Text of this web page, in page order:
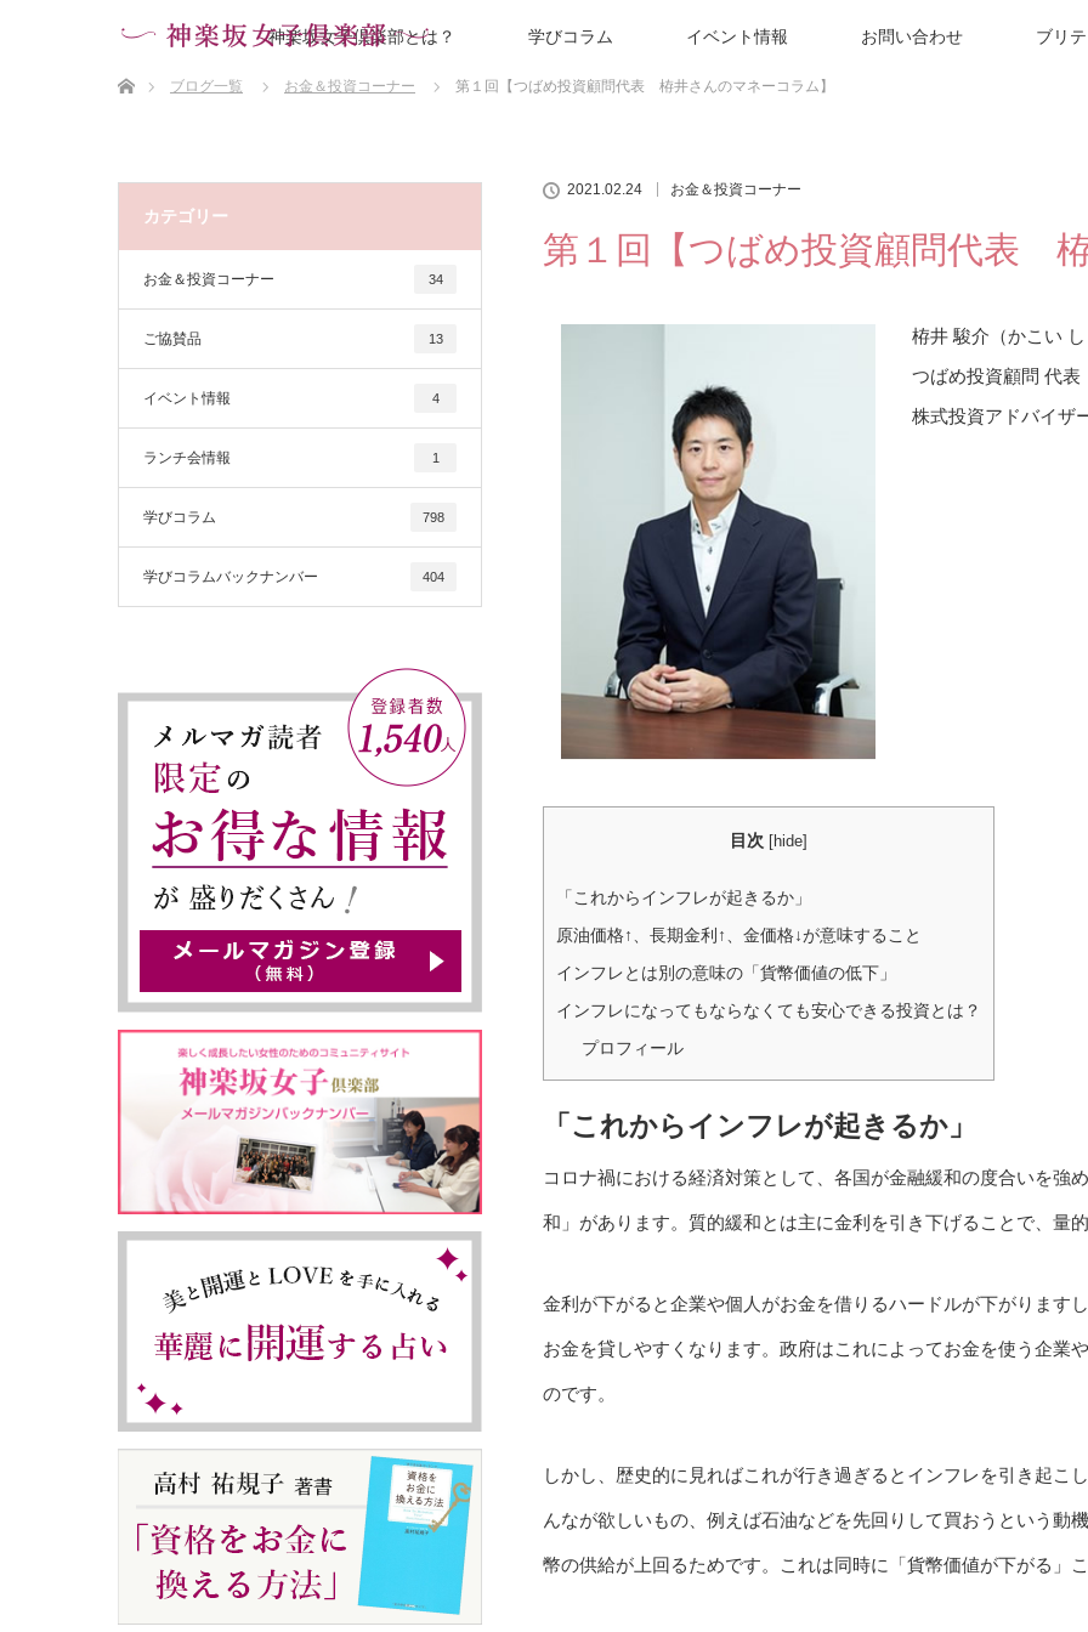
神楽坂女子倶楽部とは？ 学びコラム イベント情報 お問い合わせ ブリ
ブログ一覧
お金＆投資コーナー 第１回【つばめ投資顧問代表 栫井さんのマネーコラム】
2021.02.24 お金＆投資コーナー
第１回【つばめ投資顧問代表
栫井 駿介（かこい
つばめ投資顧問 代表
株式投資アドバイザ
目次 [hide]
「これからインフレが起きるか」
原油価格↑、長期金利↑、金価格↓が意味すること
インフレとは別の意味の「貨幣価値の低下」
インフレになってもならなくても安心できる投資とは？
プロフィール
「これからインフレが起きるか」
コロナ禍における経済対策として、各国が金融緩和の度合いを強
和」があります。質的緩和とは主に金利を引き下げることで、量
金利が下がると企業や個人がお金を借りるハードルが下がります
お金を貸しやすくなります。政府はこれによってお金を使う企業
のです。
しかし、歴史的に見ればこれが行き過ぎるとインフレを引き起こ
んなが欲しいもの、例えば石油などを先回りして買おうという動
幣の供給が上回るためです。これは同時に「貨幣価値が下がる」
カテゴリー
お金＆投資コーナー 34
ご協賛品 13
イベント情報 4
ランチ会情報 1
学びコラム 798
学びコラムバックナンバー 404